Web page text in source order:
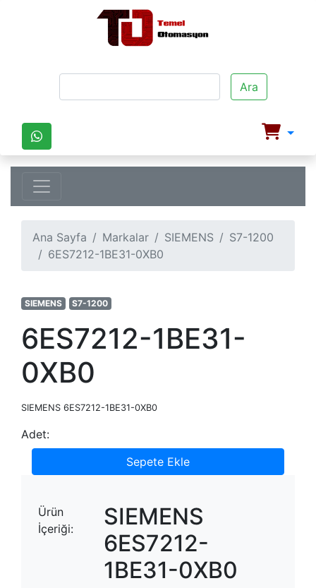
Ara
Ana Sayfa Markalar SIEMENS
S7-1200
6ES7212-1BE31-0XB0
SIEMENS S7-1200
6ES7212-1BE31-
0XB0
SIEMENS 6ES7212-1BE31-0XB0
Adet:
Sepete Ekle
Ürün
İçeriği:
SIEMENS
6ES7212-
1BE31-0XB0